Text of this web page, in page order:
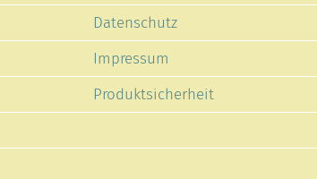
Datenschutz
Impressum
Produktsicherheit